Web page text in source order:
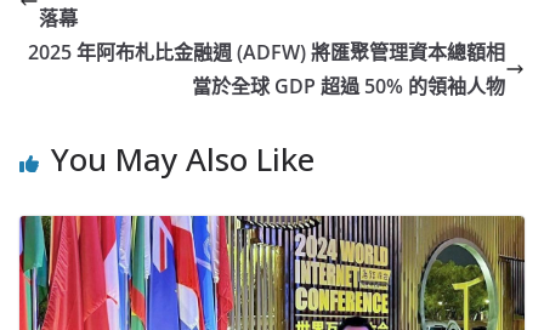
落幕
2025 年阿布札比金融週 (ADFW) 將匯聚管理資本總額相
當於全球 GDP 超過 50% 的領袖人物
You May Also Like